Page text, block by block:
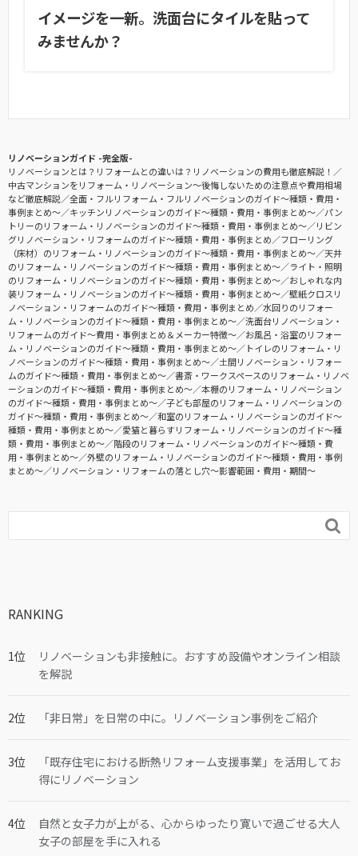
イメージを一新。洗面台にタイルを貼って
みませんか？
リノベーションガイド -完全版-
リノベーションとは？リフォームとの違いは？リノベーションの費用も徹底解説！
中古マンションをリフォーム・リノベーション〜後悔しないための注意点や費用相場
など徹底解説
全面・フルリフォーム・フルリノベーションのガイド〜種類・費用・
事例まとめ〜
キッチンリノベーションのガイド〜種類・費用・事例まとめ〜
パン
トリーのリフォーム・リノベーションのガイド〜種類・費用・事例まとめ〜
リビン
グリノベーション・リフォームのガイド〜種類・費用・事例まとめ
フローリング
（床材）のリフォーム・リノベーションのガイド〜種類・費用・事例まとめ〜
天井
のリフォーム・リノベーションのガイド〜種類・費用・事例まとめ〜
ライト・照明
のリフォーム・リノベーションのガイド〜種類・費用・事例まとめ〜
おしゃれな内
装リフォーム・リノベーションのガイド〜種類・費用・事例まとめ〜
壁紙クロスリ
ノベーション・リフォームのガイド〜種類・費用・事例まとめ
水回りのリフォー
ム・リノベーションのガイド〜種類・費用・事例まとめ〜
洗面台リノベーション・
リフォームのガイド〜費用・事例まとめ＆メーカー特徴〜
お風呂・浴室のリフォー
ム・リノベーションのガイド〜種類・費用・事例まとめ〜
トイレのリフォーム・リ
ノベーションのガイド〜種類・費用・事例まとめ〜
土間リノベーション・リフォー
ムのガイド〜種類・費用・事例まとめ〜
書斎・ワークスペースのリフォーム・リノベ
ーションのガイド〜種類・費用・事例まとめ〜
本棚のリフォーム・リノベーション
のガイド〜種類・費用・事例まとめ〜
子ども部屋のリフォーム・リノベーションの
ガイド〜種類・費用・事例まとめ〜
和室のリフォーム・リノベーションのガイド〜
種類・費用・事例まとめ〜
愛猫と暮らすリフォーム・リノベーションのガイド〜種
類・費用・事例まとめ〜
階段のリフォーム・リノベーションのガイド〜種類・費
用・事例まとめ〜
外壁のリフォーム・リノベーションのガイド〜種類・費用・事例
まとめ〜
リノベーション・リフォームの落とし穴～影響範囲・費用・期間～

RANKING
リノベーションも非接触に。おすすめ設備やオンライン相談
を解説
「非日常」を日常の中に。リノベーション事例をご紹介
「既存住宅における断熱リフォーム支援事業」を活用してお
得にリノベーション
自然と女子力が上がる、心からゆったり寛いで過ごせる大人
女子の部屋を手に入れる